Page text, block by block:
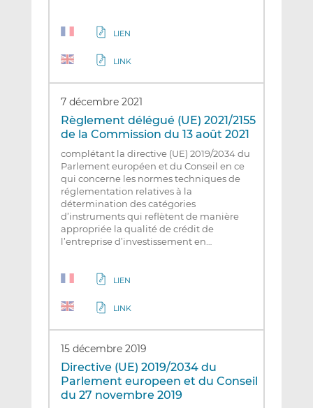
LIEN
LINK
7 décembre 2021
Règlement délégué (UE) 2021/2155
de la Commission du 13 août 2021
complétant la directive (UE) 2019/2034 du
Parlement européen et du Conseil en ce
qui concerne les normes techniques de
réglementation relatives à la
détermination des catégories
d’instruments qui reflètent de manière
appropriée la qualité de crédit de
l’entreprise d’investissement en…
LIEN
LINK
15 décembre 2019
Directive (UE) 2019/2034 du
Parlement europeen et du Conseil
du 27 novembre 2019